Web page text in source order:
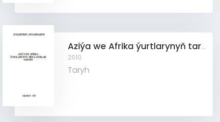
Aziýa we Afrika ýurtlarynyň taryhy (Orta asyrlar döwri)
2010
Taryh